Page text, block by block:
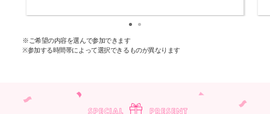
※ご希望の内容を選んで参加できます
※参加する時間帯によって選択できるものが異なります